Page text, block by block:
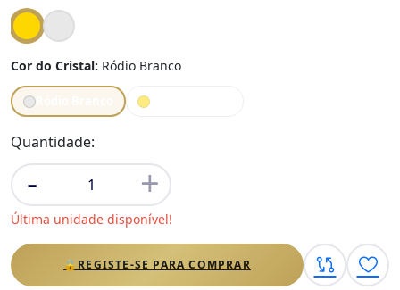
Cor do Cristal: Ródio Branco
Quantidade:
- +
Última unidade disponível!
🔒 REGISTE-SE PARA COMPRAR